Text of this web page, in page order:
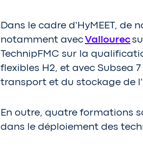
Dans le cadre d'HyMEET, de
notamment avecVallourec
TechnipFMC sur la
flexibles H2, et avec Subsea
transport et du stockage de
En outre, quatre formations
dans le déploiement des